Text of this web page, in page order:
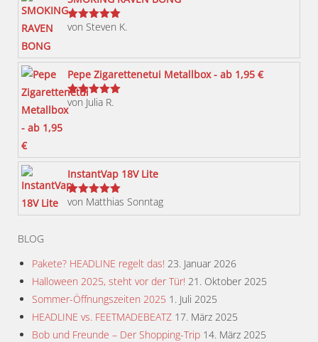
können
werden
Bewertet
von Steven K.
Pepe Zigarettenetui Metallbox - ab 1,95 €
Bewertet
mit
von Julia R.
InstantVap 18V Lite
Bewertet
mit5von 5
von Matthias Sonntag
BLOG
Pakete? HEADLINE regelt das! 23. Januar 2026
Halloween 2025, steht vor der Tür! 21. Oktober 2025
Sommer-Öffnungszeiten 2025 1. Juli 2025
HEADLINE vs. FEETMADEBEATZ 17. März 2025
Bob und Freunde – Der Shopping-Trip 14. März 2025